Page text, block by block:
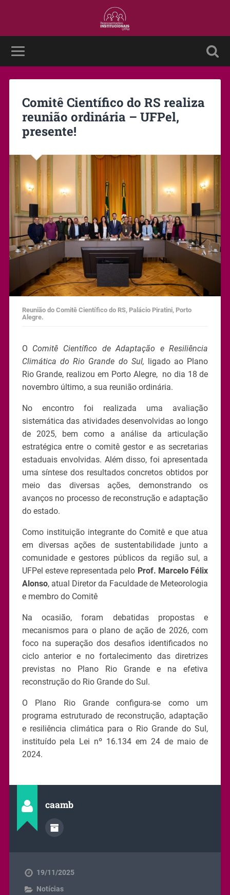
Comitê Científico do RS realiza
reunião ordinária – UFPel,
presente!
Reunião do Comitê Científico do RS, Palácio Piratini, Porto
Alegre.
O Comitê Científico de Adaptação e Resiliência
Climática do Rio Grande do Sul, ligado ao Plano
Rio Grande, realizou em Porto Alegre, no dia 18 de
novembro último, a sua reunião ordinária.
No encontro foi realizada uma avaliação
sistemática das atividades desenvolvidas ao longo
de 2025, bem como a análise da articulação
estratégica entre o comitê gestor e as secretarias
estaduais envolvidas. Além disso, foi apresentada
uma síntese dos resultados concretos obtidos por
meio das diversas ações, demonstrando os
avanços no processo de reconstrução e adaptação
do estado.
Como instituição integrante do Comitê e que atua
em diversas ações de sustentabilidade junto a
comunidade e gestores públicos da região sul, a
UFPel esteve representada pelo Prof. Marcelo Félix
Alonso, atual Diretor da Faculdade de Meteorologia
e membro do Comitê
Na ocasião, foram debatidas propostas e
mecanismos para o plano de ação de 2026, com
foco na superação dos desafios identificados no
ciclo anterior e no fortalecimento das diretrizes
previstas no Plano Rio Grande e na efetiva
reconstrução do Rio Grande do Sul.
O Plano Rio Grande configura-se como um
programa estruturado de reconstrução, adaptação
e resiliência climática para o Rio Grande do Sul,
instituído pela Lei nº 16.134 em 24 de maio de
2024.
caamb
19/11/2025
Notícias